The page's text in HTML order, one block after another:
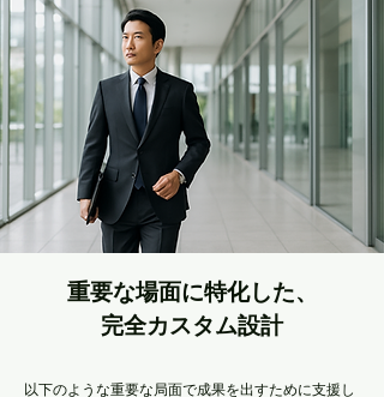
重要な場面に特化した、
完全カスタム設計
以下のような重要な局面で成果を出すために支援し